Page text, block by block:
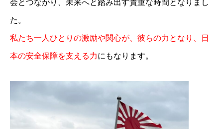
会とつながり、未来へと踏み出す貴重な時間となりまし
た。
私たち一人ひとりの激励や関心が、彼らの力となり、日
本の安全保障を支える力にもなります。